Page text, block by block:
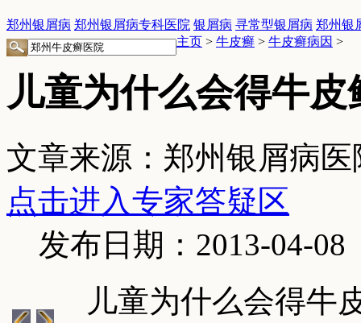
郑州银屑病 郑州银屑病专科医院 银屑病 寻常型银屑病 郑州银
主页 > 牛皮癣 > 牛皮癣病因 >
儿童为什么会得牛皮
文章来源：郑州银屑病医
点击进入专家答疑区
发布日期：2013-04-08
儿童为什么会得牛